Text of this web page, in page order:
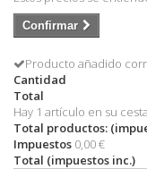
Confirmar
Producto añadido
Cantidad
Total
Hay 1 artículo en su
Total productos:
Impuestos 0,00 €
Total (impuestos inc.)